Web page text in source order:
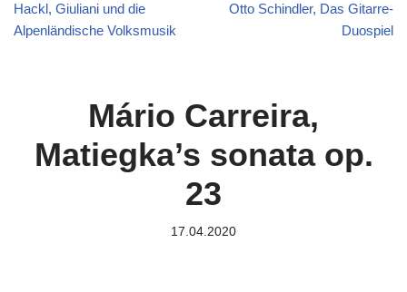
Hackl, Giuliani und die
Alpenländische Volksmusik
Otto Schindler, Das Gitarre-
Duospiel
Mário Carreira,
Matiegka’s sonata op.
23
17.04.2020